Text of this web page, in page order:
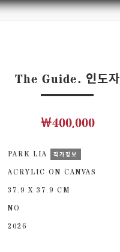
The Guide. 인도자
￦400,000
PARK LIA 작가정보
ACRYLIC ON CANVAS
37.9 X 37.9 CM
NO
2026